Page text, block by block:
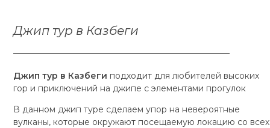
Джип тур в Казбеги
Джип тур в Казбеги подходит для любителей высоких
гор и приключений на джипе с элементами прогулок
В данном джип туре сделаем упор на невероятные
вулканы, которые окружают посещаемую локацию со всех